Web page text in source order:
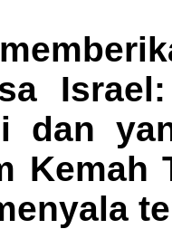
dan
Kemah